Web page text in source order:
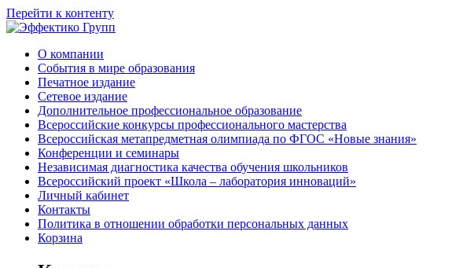
Перейти к контенту
О компании
События в мире образования
Печатное издание
Сетевое издание
Дополнительное профессиональное образование
Всероссийские конкурсы профессионального мастерства
Всероссийская метапредметная олимпиада по ФГОС «Новые знания»
Конференции и семинары
Независимая диагностика качества обучения школьников
Всероссийский проект «Школа – лаборатория инноваций»
Личный кабинет
Контакты
Политика в отношении обработки персональных данных
Корзина